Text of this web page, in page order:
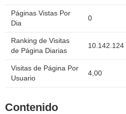
Páginas Vistas Por
Dia
0
Ranking de Visitas
de Página Diarias
10.142.124
Visitas de Página Por
Usuario
4,00
Contenido